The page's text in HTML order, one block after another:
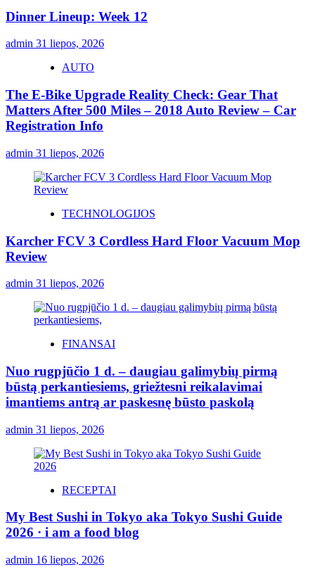
Dinner Lineup: Week 12
admin 31 liepos, 2026
AUTO
The E-Bike Upgrade Reality Check: Gear That
Matters After 500 Miles – 2018 Auto Review – Car
Registration Info
admin 31 liepos, 2026
TECHNOLOGIJOS
Karcher FCV 3 Cordless Hard Floor Vacuum Mop
Review
admin 31 liepos, 2026
FINANSAI
Nuo rugpjūčio 1 d. – daugiau galimybių pirmą
būstą perkantiesiems, griežtesni reikalavimai
imantiems antrą ar paskesnę būsto paskolą
admin 31 liepos, 2026
RECEPTAI
My Best Sushi in Tokyo aka Tokyo Sushi Guide
2026 · i am a food blog
admin 16 liepos, 2026